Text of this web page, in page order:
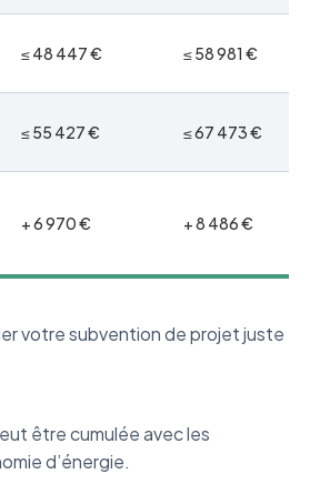
≤ 48 447 € ≤ 58 981 €
≤ 55 427 € ≤ 67 473 €
+ 6 970 € + 8 486 €
votre subvention de projet juste
être cumulée avec les
d’énergie.